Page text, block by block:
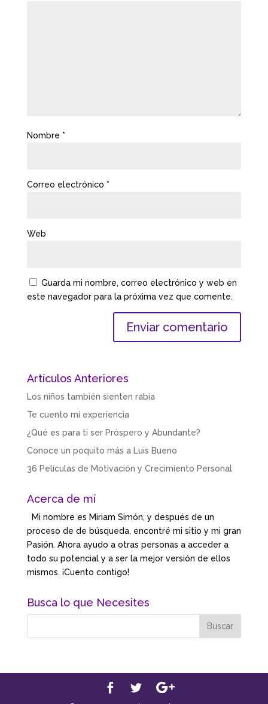
Nombre *
Correo electrónico *
Web
Guarda mi nombre, correo electrónico y web en
este navegador para la próxima vez que comente.
Artículos Anteriores
Los niños también sienten rabia
Te cuento mi experiencia
¿Qué es para ti ser Próspero y Abundante?
Conoce un poquito más a Luis Bueno
36 Películas de Motivación y Crecimiento Personal
Acerca de mí
Mi nombre es Miriam Simón, y después de un
proceso de de búsqueda, encontré mi sitio y mi gran
Pasión. Ahora ayudo a otras personas a acceder a
todo su potencial y a ser la mejor versión de ellos
mismos. ¡Cuento contigo!
Busca lo que Necesites